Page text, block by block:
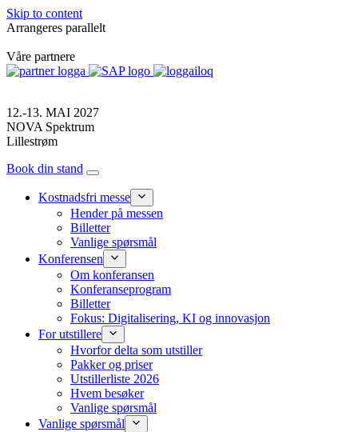
Skip to content
Arrangeres parallelt
Våre partnere
12.-13. MAI 2027
NOVA Spektrum
Lillestrøm
Book din stand
Kostnadsfri messe
Hender på messen
Billetter
Vanlige spørsmål
Konferensen
Om konferansen
Konferanseprogram
Billetter
Fokus: Digitalisering, KI og innovasjon
For utstillere
Hvorfor delta som utstiller
Pakker og priser
Utstillerliste 2026
Hvem besøker
Vanlige spørsmål
Vanlige spørsmål